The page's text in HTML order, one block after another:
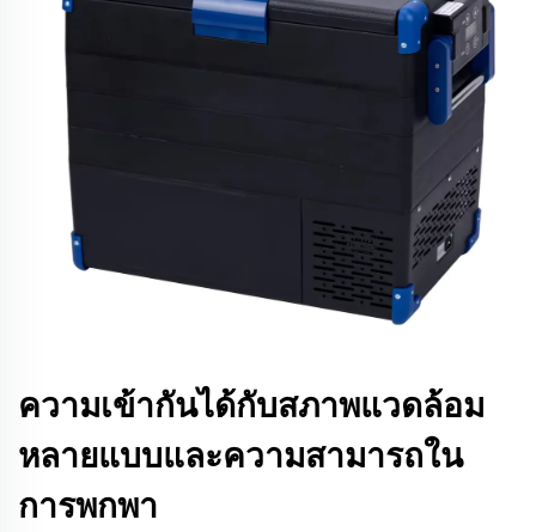
ความเข้ากันได้กับสภาพแวดล้อม
หลายแบบและความสามารถใน
การพกพา